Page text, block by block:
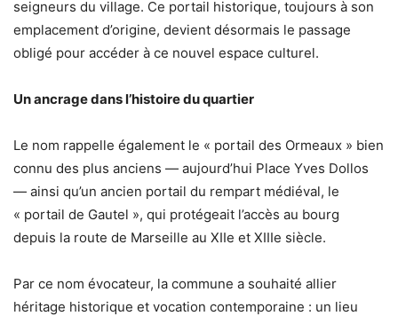
seigneurs du village. Ce portail historique, toujours à son
emplacement d’origine, devient désormais le passage
obligé pour accéder à ce nouvel espace culturel.
Un ancrage dans l’histoire du quartier
Le nom rappelle également le « portail des Ormeaux » bien
connu des plus anciens — aujourd’hui Place Yves Dollos
— ainsi qu’un ancien portail du rempart médiéval, le
« portail de Gautel », qui protégeait l’accès au bourg
depuis la route de Marseille au XIIe et XIIIe siècle.
Par ce nom évocateur, la commune a souhaité allier
héritage historique et vocation contemporaine : un lieu